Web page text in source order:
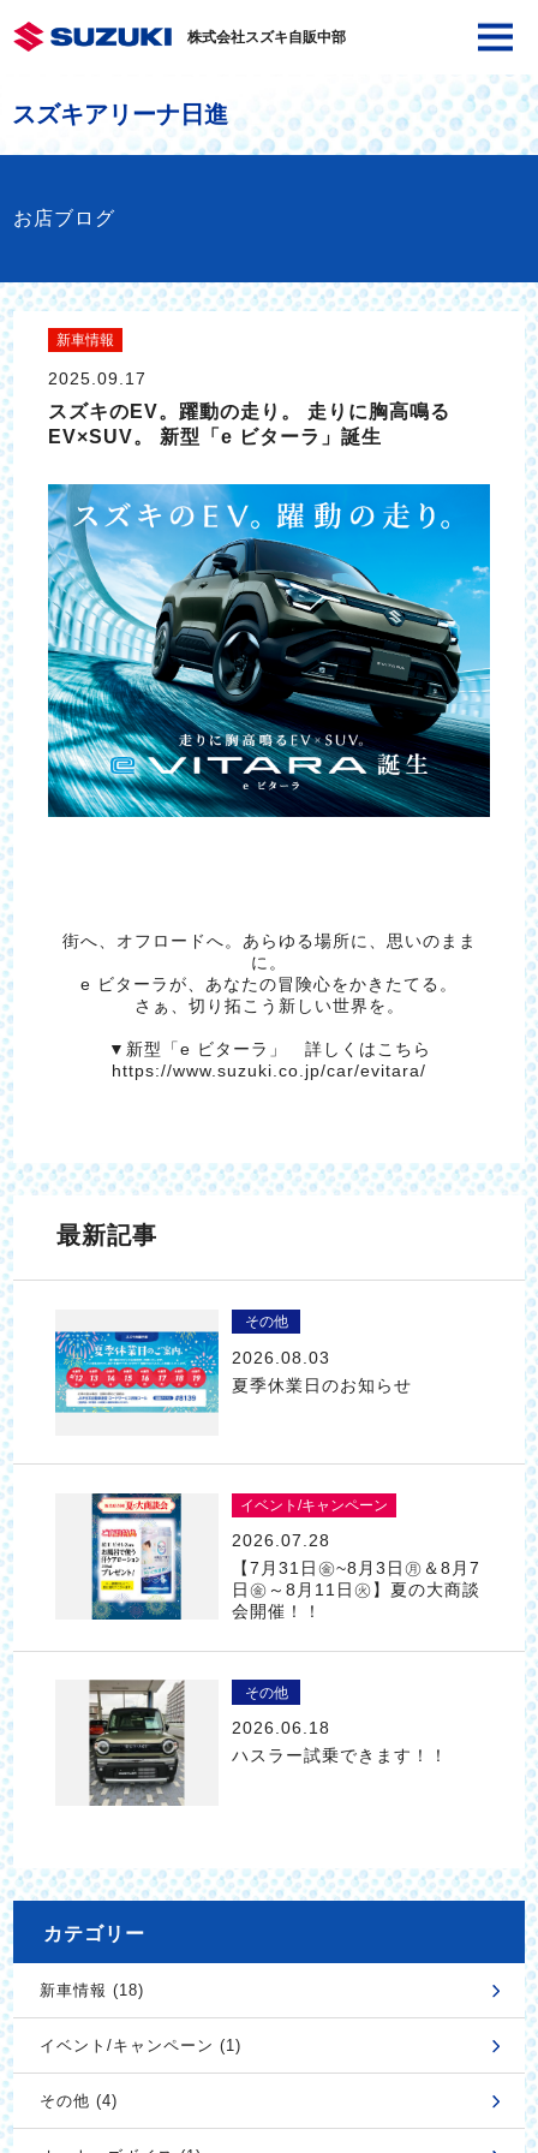
株式会社スズキ自販中部
スズキアリーナ日進
お店ブログ
新車情報
2025.09.17
スズキのEV。躍動の走り。 走りに胸高鳴る
EV×SUV。 新型「e ビターラ」誕生
街へ、オフロードへ。あらゆる場所に、思いのまま
に。
e ビターラが、あなたの冒険心をかきたてる。
さぁ、切り拓こう新しい世界を。
▼新型「e ビターラ」 詳しくはこちら
https://www.suzuki.co.jp/car/evitara/
最新記事
その他
2026.08.03
夏季休業日のお知らせ
イベント/キャンペーン
2026.07.28
【7月31日㊎~8月3日㊊＆8月7
日㊎～8月11日㊋】夏の大商談
会開催！！
その他
2026.06.18
ハスラー試乗できます！！
カテゴリー
新車情報 (18)
イベント/キャンペーン (1)
その他 (4)